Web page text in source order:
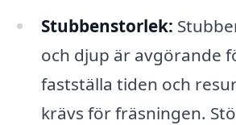
Stubbenstorlek:
och djup är avgörande
fastställa tiden och
krävs för fräsningen.